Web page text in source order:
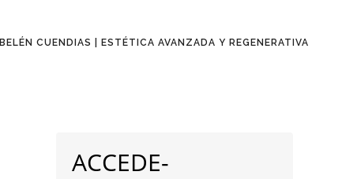
BELÉN CUENDIAS | ESTÉTICA AVANZADA Y REGENERATIVA
LATERAL
ACCEDE-